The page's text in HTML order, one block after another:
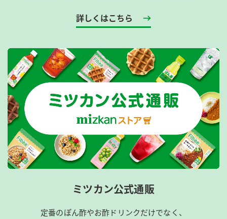
詳しくはこちら
ミツカン公式通販
定番のぽん酢やお酢ドリンクだけでなく、